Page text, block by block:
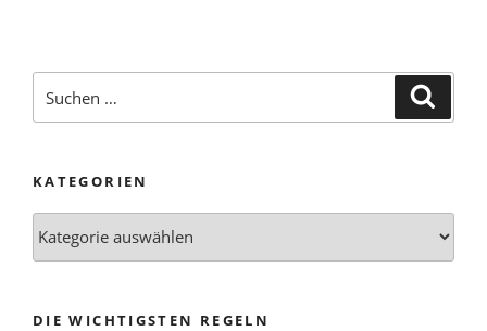
nach:
KATEGORIEN
DIE WICHTIGSTEN REGELN